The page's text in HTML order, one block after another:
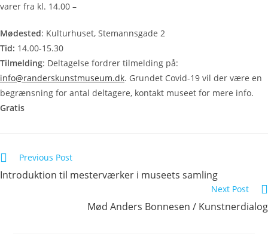
varer fra kl. 14.00 –
Mødested: Kulturhuset, Stemannsgade 2
Tid: 14.00-15.30
Tilmelding: Deltagelse fordrer tilmelding på:
info@randerskunstmuseum.dk. Grundet Covid-19 vil der være en
begrænsning for antal deltagere, kontakt museet for mere info.
Gratis
Previous Post
Introduktion til mesterværker i museets samling
Next Post
Mød Anders Bonnesen / Kunstnerdialog